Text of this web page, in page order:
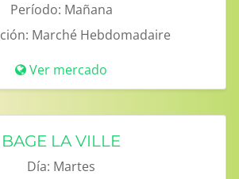
Período: Mañana
Marché Hebdomadaire
Ver mercado
BAGE LA VILLE
Día: Martes